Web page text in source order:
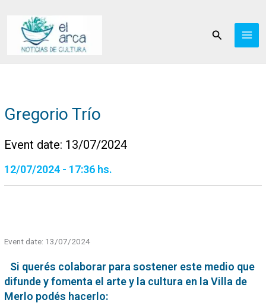
contenido
Buscar
Gregorio Trío
Event date: 13/07/2024
12/07/2024 - 17:36 hs.
Event date: 13/07/2024
Si querés colaborar para sostener este medio que
difunde y fomenta el arte y la cultura en la Villa de
Merlo podés hacerlo: